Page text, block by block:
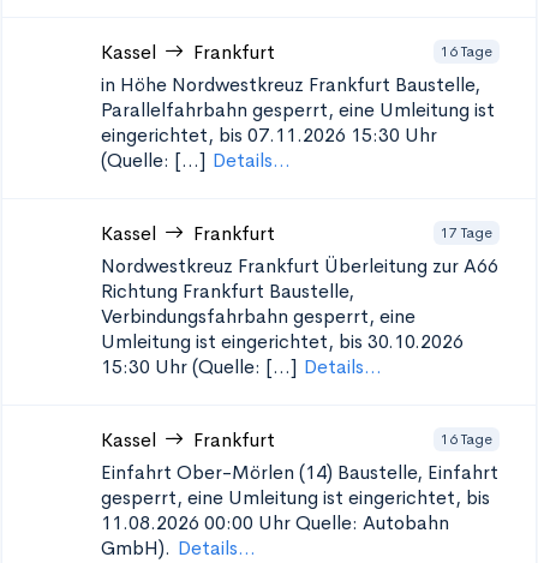
Kassel Frankfurt 16 Tage
in Höhe Nordwestkreuz Frankfurt Baustelle,
Parallelfahrbahn gesperrt, eine Umleitung ist
eingerichtet, bis 07.11.2026 15:30 Uhr
(Quelle: [...] Details...
Kassel Frankfurt 17 Tage
Nordwestkreuz Frankfurt Überleitung zur A66
Richtung Frankfurt Baustelle,
Verbindungsfahrbahn gesperrt, eine
Umleitung ist eingerichtet, bis 30.10.2026
15:30 Uhr (Quelle: [...] Details...
Kassel Frankfurt 16 Tage
Einfahrt Ober-Mörlen (14) Baustelle, Einfahrt
gesperrt, eine Umleitung ist eingerichtet, bis
11.08.2026 00:00 Uhr Quelle: Autobahn
GmbH). Details...